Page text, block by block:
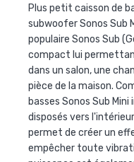
Plus petit caisson de
subwoofer Sonos Sub
populaire Sonos Sub
compact lui
dans un salon, une
pièce de la maison.
basses Sonos Sub
disposés vers
permet de créer un
empêcher toute